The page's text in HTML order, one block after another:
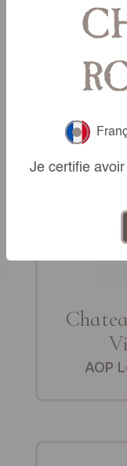
AOP
Je certifie